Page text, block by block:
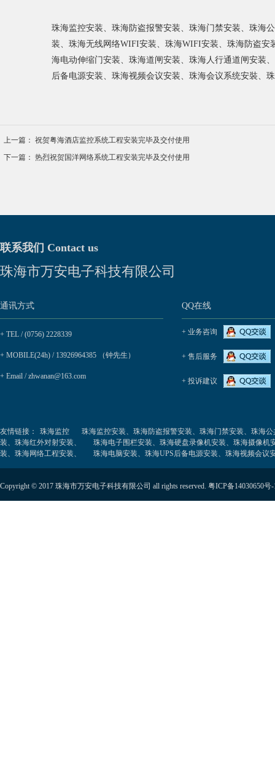
珠海监控安装、珠海防盗报警安装、珠海门禁安装、珠海
装、珠海无线网络WIFI安装、珠海WIFI安装、珠海防盗
海电动伸缩门安装、珠海道闸安装、珠海人行通道闸安装
后备电源安装、珠海视频会议安装、珠海会议系统安裝、
上一篇： 祝贺粤海酒店监控系统工程安装完毕及交付使用
下一篇： 热烈祝贺国洋网络系统工程安装完毕及交付使用
联系我们 Contact us
珠海市万安电子科技有限公司
通讯方式
+ TEL / (0756) 2228339
+ MOBILE(24h) / 13926964385 （钟先生）
+ Email / zhwanan@163.com
QQ在线
+ 业务咨询
+ 售后服务
+ 投诉建议
友情链接： 珠海监控
珠海监控安装、珠海防盗报警安装、珠海门禁安装、珠海
装、珠海红外对射安装、
珠海电子围栏安装、珠海硬盘录像机安装、珠海摄像
装、珠海网络工程安装、
珠海电脑安装、珠海UPS后备电源安装、珠海视频会
Copyright © 2017 珠海市万安电子科技有限公司 all rights reserved. 粤ICP备14030650号-